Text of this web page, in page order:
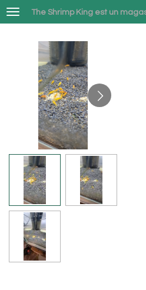
Passer
au
principal